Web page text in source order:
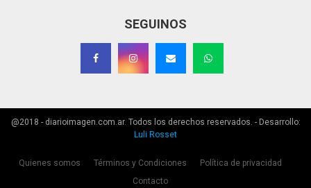
SEGUINOS
@2018 - diarioimagen.com.ar. Todos los derechos reservados. - Desarrollo:
Luli Rosset
Quienes somos Términos y Condiciones
Política de privacidad
Contacto